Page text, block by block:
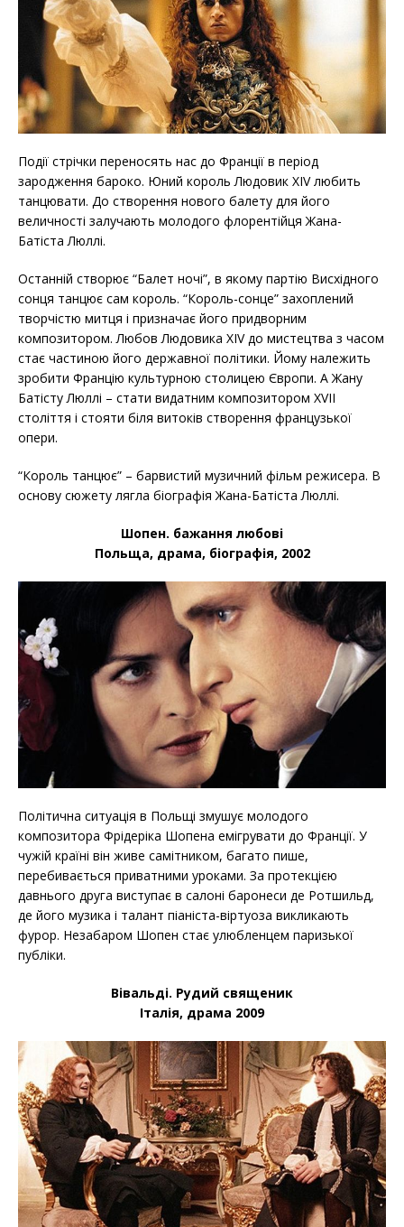
Події стрічки переносять нас до Франції в період
зародження бароко. Юний король Людовик XIV любить
танцювати. До створення нового балету для його
величності залучають молодого флорентійця Жана-
Батіста Люллі.
Останній створює “Балет ночі”, в якому партію Висхідного
сонця танцює сам король. “Король-сонце” захоплений
творчістю митця і призначає його придворним
композитором. Любов Людовика XIV до мистецтва з часом
стає частиною його державної політики. Йому належить
зробити Францію культурною столицею Європи. А Жану
Батісту Люллі – стати видатним композитором XVII
століття і стояти біля витоків створення французької
опери.
“Король танцює” – барвистий музичний фільм режисера. В
основу сюжету лягла біографія Жана-Батіста Люллі.
Шопен. бажання любові
Польща, драма, біографія, 2002
Політична ситуація в Польщі змушує молодого
композитора Фрідеріка Шопена емігрувати до Франції. У
чужій країні він живе самітником, багато пише,
перебивається приватними уроками. За протекцією
давнього друга виступає в салоні баронеси де Ротшильд,
де його музика і талант піаніста-віртуоза викликають
фурор. Незабаром Шопен стає улюбленцем паризької
публіки.
Вівальді. Рудий священик
Італія, драма 2009